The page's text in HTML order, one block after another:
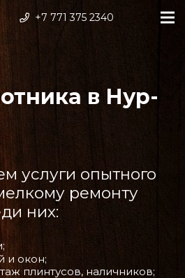
+7 771 375 2340
в Нур-
услуги опытного
ремонту
них:
и окон;
плинтусов, наличников;